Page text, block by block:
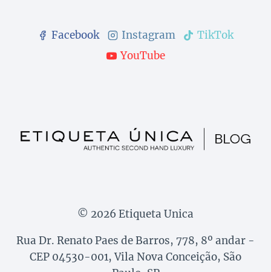
Facebook Instagram
TikTok
YouTube
© 2026 Etiqueta Unica
Rua Dr. Renato Paes de Barros, 778, 8º andar -
CEP 04530-001, Vila Nova Conceição, São